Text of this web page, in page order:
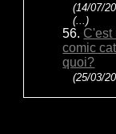
(14/07/
(...)
56. C'est
comic
quoi?
(25/03/